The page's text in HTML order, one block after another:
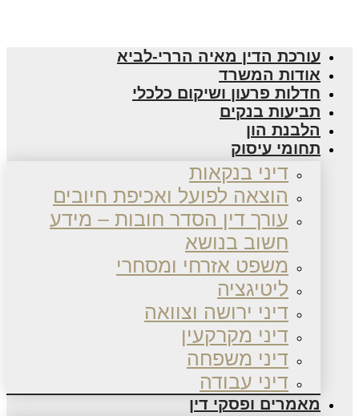
עורכת הדין מאיה הררי-לביא
אודות המשרד
חדלות פרעון ושיקום כלכלי
תביעות בנקים
הלבנת הון
תחומי עיסוק
דיני בנקאות
הוצאה לפועל ואכיפת חיובים
עורך דין הסדר חובות – מידע
חשוב בנושא
משפט אזרחי ומסחרי
ליטיגציה
דיני ירושה וצוואה
דיני מקרקעין
דיני משפחה
דיני עבודה
מאמרים ופסקי דין